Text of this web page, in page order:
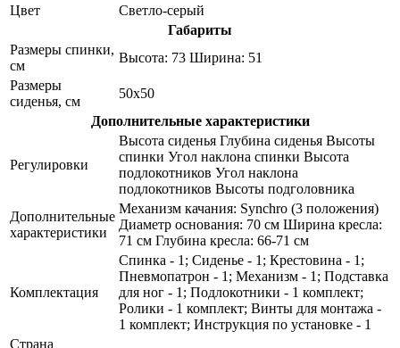
Цвет
Светло-серый
Габариты
Размеры спинки,
см
Высота: 73 Ширина: 51
Размеры
сиденья, см
50x50
Дополнительные характеристики
Регулировки
Высота сиденья Глубина сиденья Высоты
спинки Угол наклона спинки Высота
подлокотников Угол наклона
подлокотников Высоты подголовника
Дополнительные
характеристики
Механизм качания: Synchro (3 положения)
Диаметр основания: 70 см Ширина кресла:
71 см Глубина кресла: 66-71 см
Комплектация
Спинка - 1; Сиденье - 1; Крестовина - 1;
Пневмопатрон - 1; Механизм - 1; Подставка
для ног - 1; Подлокотники - 1 комплект;
Ролики - 1 комплект; Винты для монтажа -
1 комплект; Инструкция по установке - 1
Страна